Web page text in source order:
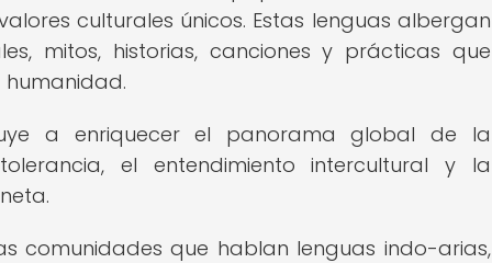
culturales únicos. Estas lenguas albergan
mitos, historias, canciones y prácticas que
a enriquecer el panorama global de la
el entendimiento intercultural y la
comunidades que hablan lenguas indo-arias,